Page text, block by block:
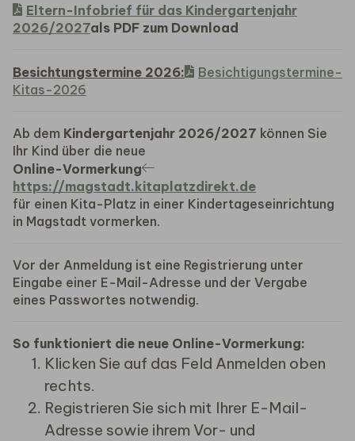
Eltern-Infobrief für das Kindergartenjahr
2026/2027als PDF zum Download
Besichtungstermine 2026:
Besichtigungstermine-
Kitas-2026
Ab dem Kindergartenjahr 2026/2027 können Sie
Ihr Kind über die neue
Online-Vormerkung
https://magstadt.kitaplatzdirekt.de
für einen Kita-Platz in einer Kindertageseinrichtung
in Magstadt vormerken.
Vor der Anmeldung ist eine Registrierung unter
Eingabe einer E-Mail-Adresse und der Vergabe
eines Passwortes notwendig.
So funktioniert die neue Online-Vormerkung:
Klicken Sie auf das Feld Anmelden oben
rechts.
Registrieren Sie sich mit Ihrer E-Mail-
Adresse sowie ihrem Vor- und